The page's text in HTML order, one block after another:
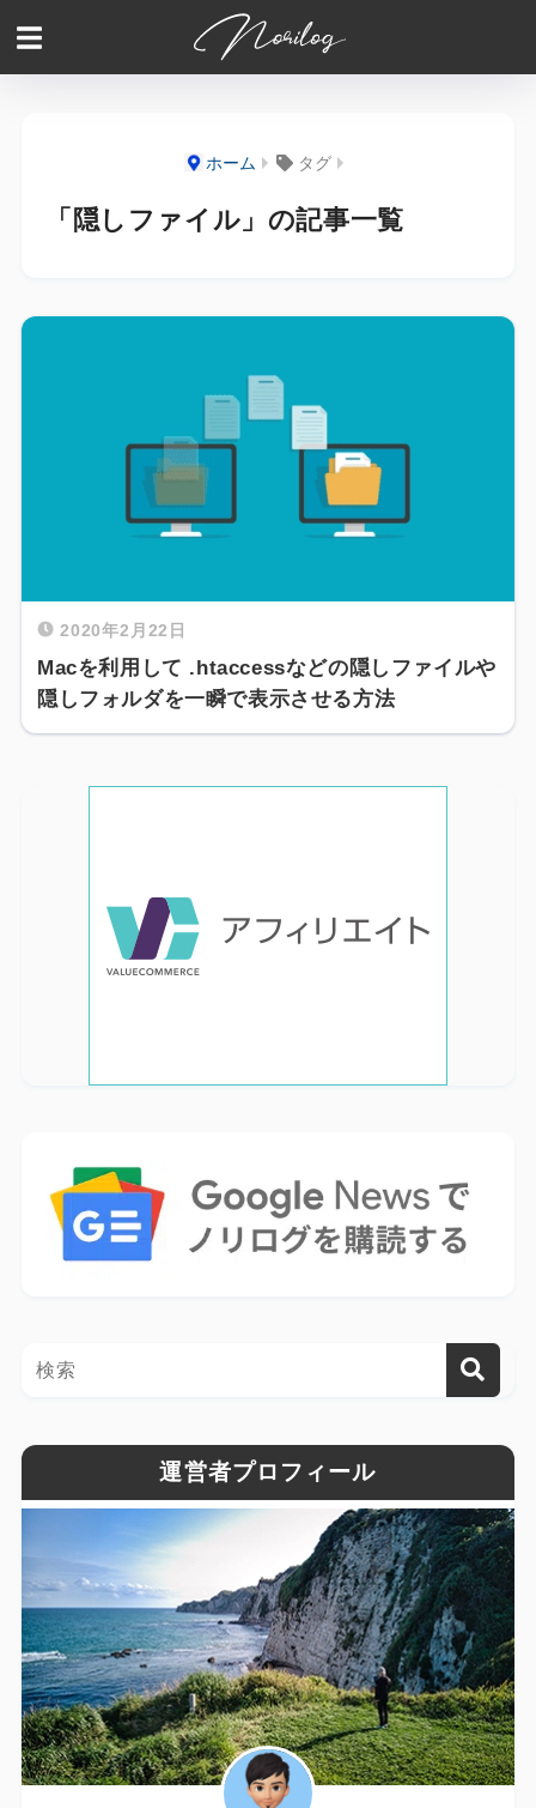
ホーム タグ
「隠しファイル」の記事一覧
2020年2月22日
Macを利用して .htaccessなどの隠しファイルや
隠しフォルダを一瞬で表示させる方法
運営者プロフィール